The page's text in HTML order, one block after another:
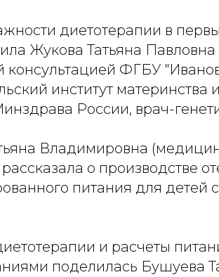
диетотерапии в
Жукова Татьяна
консультацией ФГБУ
институт материнства
России, врач-
Владимировна
о производстве
питания для детей
и расчеты
поделилась Бушуева